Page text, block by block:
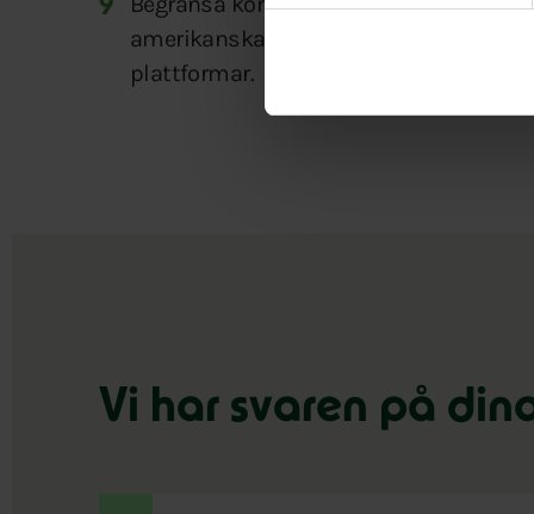
amerikanska techjättar. Vi vill utreda
plattformar.
Vi har svaren på